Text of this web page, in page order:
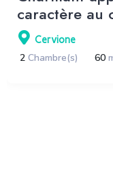
caractère au
Cervione
2 Chambre(s) 60